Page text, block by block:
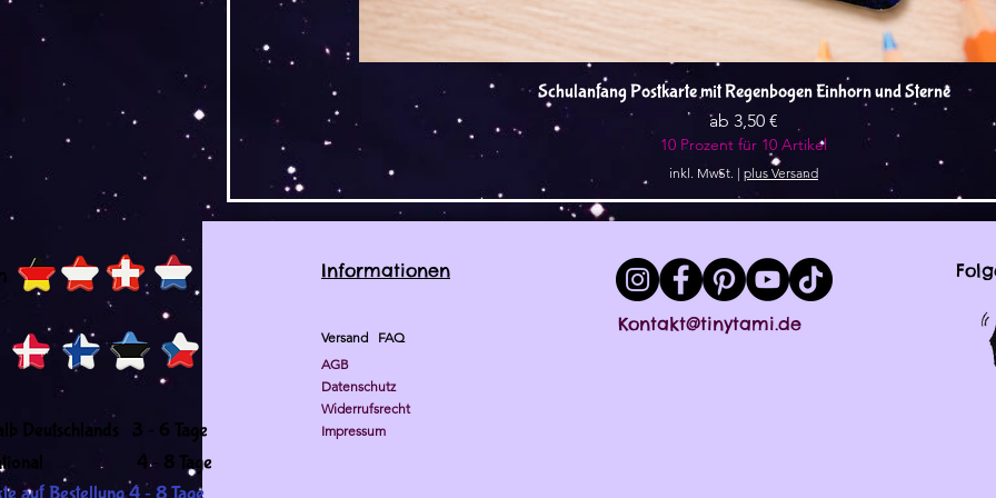
Schnellansicht
Schulanfang Postkarte mit Regenbogen Einhorn und Sterne
ab 3,50 €
Sale-Preis
10 Prozent für 10 Artikel
inkl. MwSt. | plus Versand
Deutschlands 3 - 6 Tage
4- 8 Tage
Informationen
Versand FAQ
AGB
Datenschutz
Widerrufsrecht
Impressum
-
Kontakt@tinytami.de